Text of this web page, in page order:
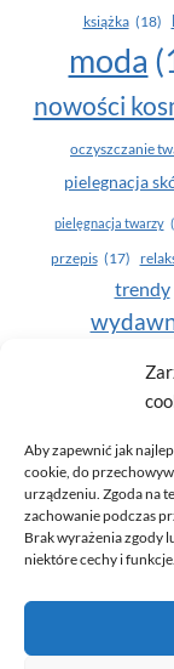
Aby zapewnić jak
cookie, do
urządzeniu. Zgoda na
zachowanie podczas
Brak wyrażenia zgody
niektóre cechy i funkcje.
książka (18)
moda
nowości
oczyszczanie
pielegnacja
pielęgnacja twarzy
przepis (17)
trendy
© 2026 Only You
opracowanie: